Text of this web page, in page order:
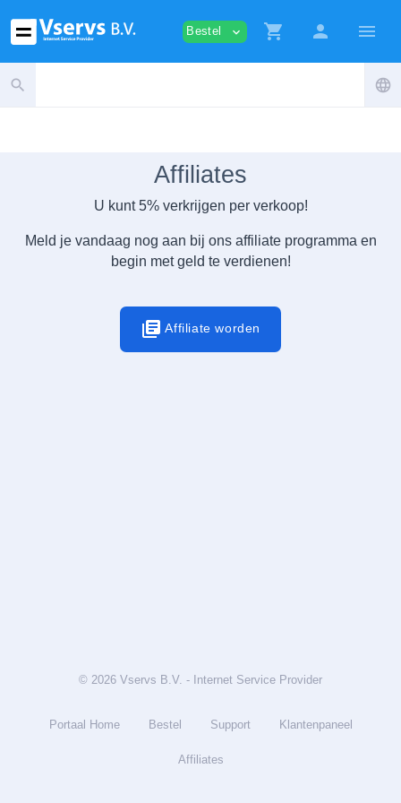
Bestel expand_more shopping_cart person menu
search language
Affiliates
U kunt 5% verkrijgen per verkoop!
Meld je vandaag nog aan bij ons affiliate programma en
begin met geld te verdienen!
library_books Affiliate worden
© 2026 Vservs B.V. - Internet Service Provider
Portaal Home Bestel Support Klantenpaneel
Affiliates